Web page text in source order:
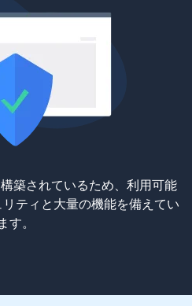
築されているため、利用可能
ティと大量の機能を備えてい
ます。